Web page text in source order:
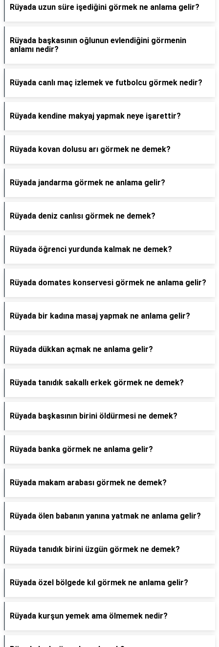
Rüyada uzun süre işediğini görmek ne anlama gelir?
Rüyada başkasının oğlunun evlendiğini görmenin
anlamı nedir?
Rüyada canlı maç izlemek ve futbolcu görmek nedir?
Rüyada kendine makyaj yapmak neye işarettir?
Rüyada kovan dolusu arı görmek ne demek?
Rüyada jandarma görmek ne anlama gelir?
Rüyada deniz canlısı görmek ne demek?
Rüyada öğrenci yurdunda kalmak ne demek?
Rüyada domates konservesi görmek ne anlama gelir?
Rüyada bir kadına masaj yapmak ne anlama gelir?
Rüyada dükkan açmak ne anlama gelir?
Rüyada tanıdık sakallı erkek görmek ne demek?
Rüyada başkasının birini öldürmesi ne demek?
Rüyada banka görmek ne anlama gelir?
Rüyada makam arabası görmek ne demek?
Rüyada ölen babanın yanına yatmak ne anlama gelir?
Rüyada tanıdık birini üzgün görmek ne demek?
Rüyada özel bölgede kıl görmek ne anlama gelir?
Rüyada kurşun yemek ama ölmemek nedir?